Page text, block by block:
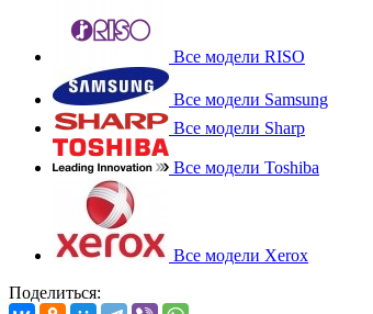
Все модели RISO
Все модели Samsung
Все модели Sharp
Все модели Toshiba
Все модели Xerox
Поделиться: